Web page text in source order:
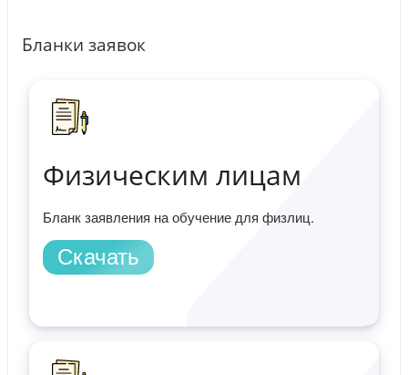
Бланки заявок
Физическим лицам
Бланк заявления на обучение для физлиц.
Скачать